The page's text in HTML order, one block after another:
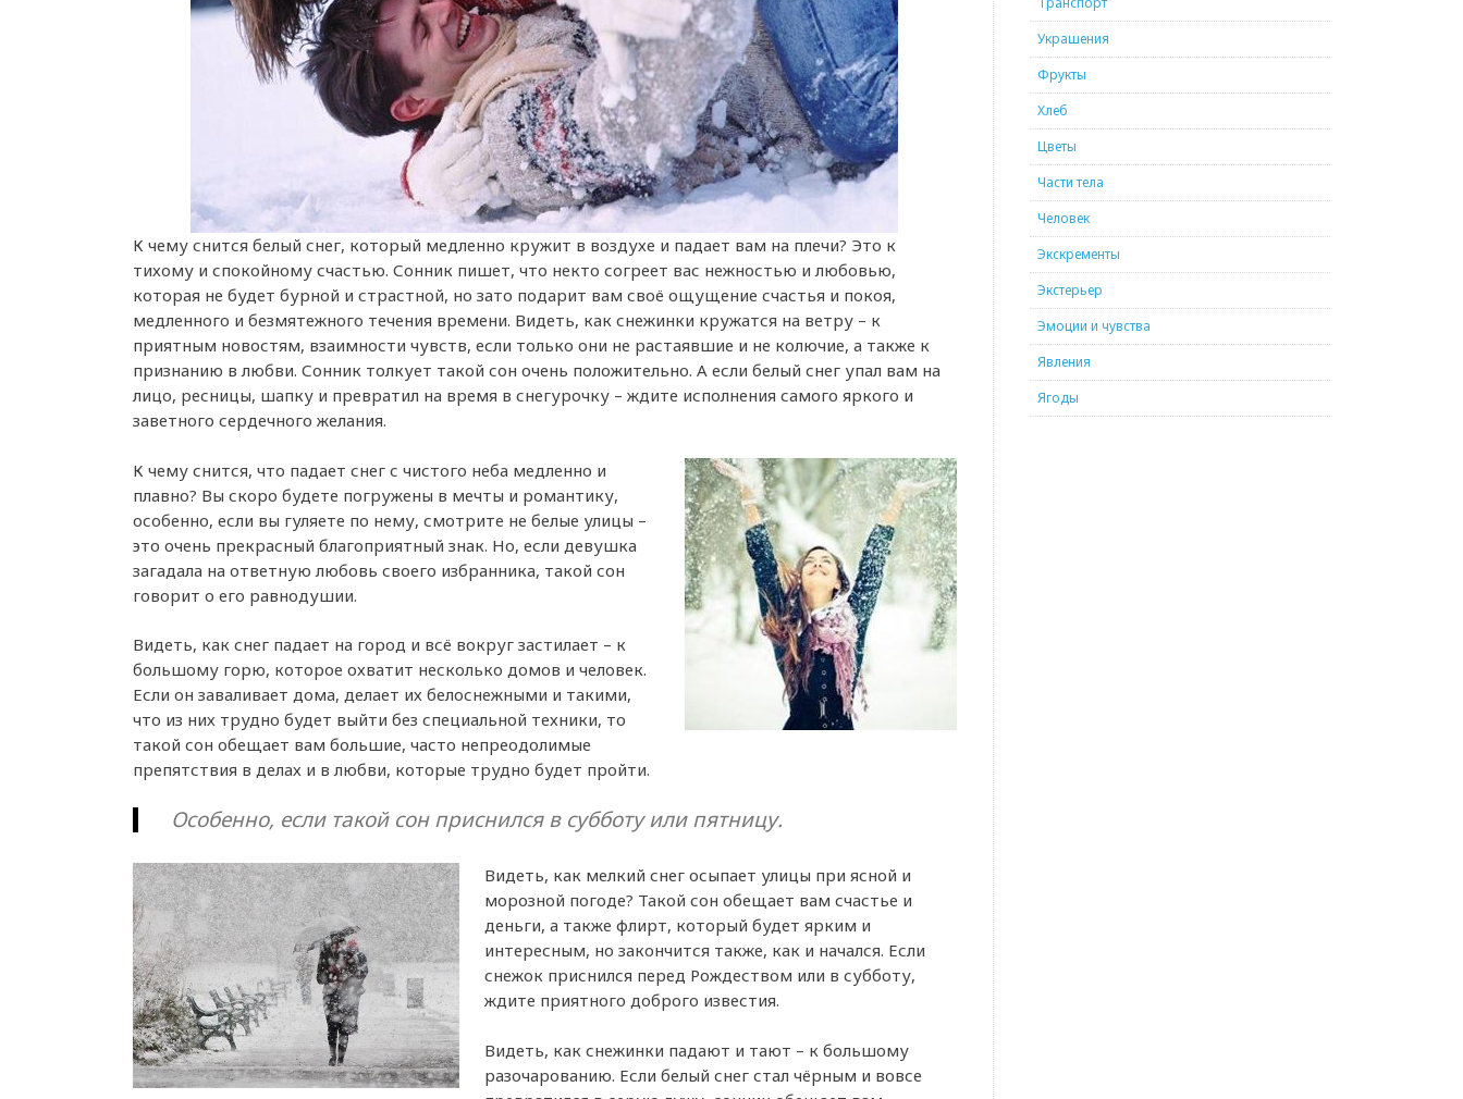
К чему снится белый снег, который медленно кружит в воздухе и падает вам на плечи? Это к
тихому и спокойному счастью. Сонник пишет, что некто согреет вас нежностью и любовью,
которая не будет бурной и страстной, но зато подарит вам своё ощущение счастья и покоя,
медленного и безмятежного течения времени. Видеть, как снежинки кружатся на ветру – к
приятным новостям, взаимности чувств, если только они не растаявшие и не колючие, а также к
признанию в любви. Сонник толкует такой сон очень положительно. А если белый снег упал вам на
лицо, ресницы, шапку и превратил на время в снегурочку – ждите исполнения самого яркого и
заветного сердечного желания.
К чему снится, что падает снег с чистого неба медленно и
плавно? Вы скоро будете погружены в мечты и романтику,
особенно, если вы гуляете по нему, смотрите не белые улицы –
это очень прекрасный благоприятный знак. Но, если девушка
загадала на ответную любовь своего избранника, такой сон
говорит о его равнодушии.
Видеть, как снег падает на город и всё вокруг застилает – к
большому горю, которое охватит несколько домов и человек.
Если он заваливает дома, делает их белоснежными и такими,
что из них трудно будет выйти без специальной техники, то
такой сон обещает вам большие, часто непреодолимые
препятствия в делах и в любви, которые трудно будет пройти.
Особенно, если такой сон приснился в субботу или пятницу.
Видеть, как мелкий снег осыпает улицы при ясной и
морозной погоде? Такой сон обещает вам счастье и
деньги, а также флирт, который будет ярким и
интересным, но закончится также, как и начался. Если
снежок приснился перед Рождеством или в субботу,
ждите приятного доброго известия.
Видеть, как снежинки падают и тают – к большому
разочарованию. Если белый снег стал чёрным и вовсе
Украшения
Фрукты
Хлеб
Цветы
Части тела
Человек
Экскременты
Экстерьер
Эмоции и чувства
Явления
Ягоды